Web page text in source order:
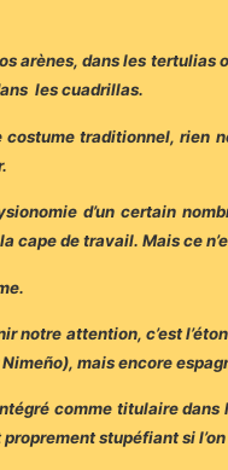
arènes, dans les
les cuadrillas.
traditionnel, rien
d’un certain
cape de travail. Mais ce
notre attention, c’est
mais encore
comme titulaire dans
stupéfiant si